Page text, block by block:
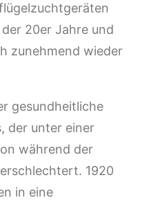
20er Jahre und
zunehmend wieder
gesundheitliche
der unter einer
während der
1920
in eine